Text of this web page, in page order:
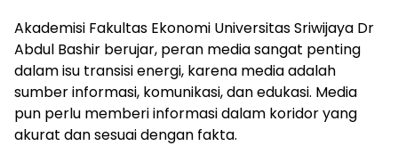
Akademisi Fakultas Ekonomi Universitas Sriwijaya Dr
Abdul Bashir berujar, peran media sangat penting
dalam isu transisi energi, karena media adalah
sumber informasi, komunikasi, dan edukasi. Media
pun perlu memberi informasi dalam koridor yang
akurat dan sesuai dengan fakta.